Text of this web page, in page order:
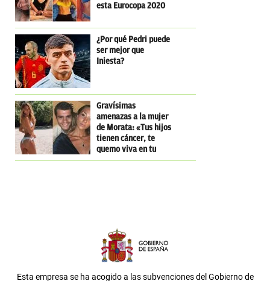
esta Eurocopa 2020
¿Por qué Pedri puede
ser mejor que
Iniesta?
Gravísimas
amenazas a la mujer
de Morata: «Tus hijos
tienen cáncer, te
quemo viva en tu
casa»
Esta empresa se ha acogido a las subvenciones del Gobierno de